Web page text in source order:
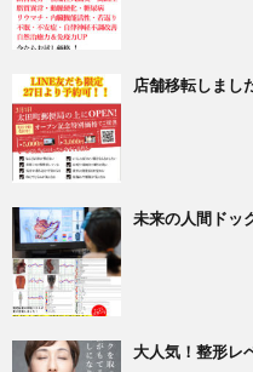
店舗移転しまし
未来の人間ドッ
大人気！整形レ